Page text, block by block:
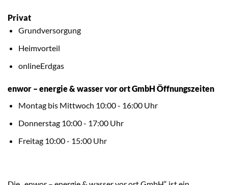
Privat
Grundversorgung
Heimvorteil
onlineErdgas
enwor – energie & wasser vor ort GmbH Öffnungszeiten
Montag bis Mittwoch 10:00 - 16:00 Uhr
Donnerstag 10:00 - 17:00 Uhr
Freitag 10:00 - 15:00 Uhr